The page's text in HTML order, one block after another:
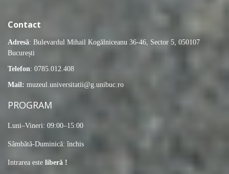
Contact
Adresă: Bulevardul Mihail Kogălniceanu 36-46, Sector 5, 050107
București
Telefon: 0785.012.408
Mail: muzeul.universitatii@g.unibuc.ro
PROGRAM
Luni–Vineri: 09:00–15:00
Sâmbătă-Duminică: închis
Intrarea este liberă !